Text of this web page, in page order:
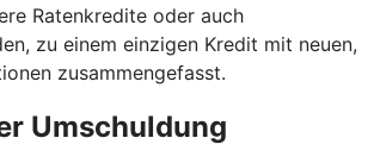
Ratenkredite oder auch
zu einem einzigen Kredit mit neuen,
zusammengefasst.
Umschuldung